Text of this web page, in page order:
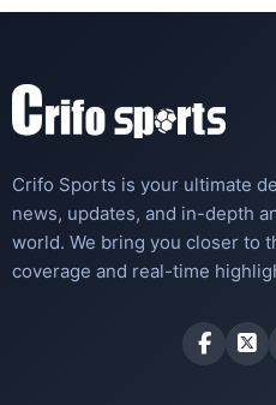
Crifo Sports is your ultimate
news, updates, and in-depth
world. We bring you closer to
coverage and real-time